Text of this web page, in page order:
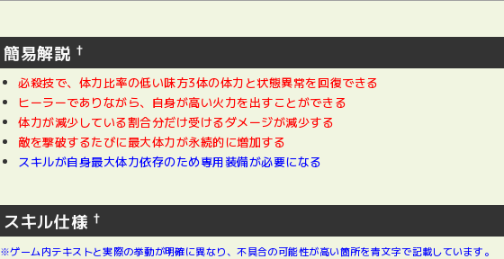
簡易解説 †
必殺技で、体力比率の低い味方3体の体力と状態異常を回復できる
ヒーラーでありながら、自身が高い火力を出すことができる
体力が減少している割合分だけ受けるダメージが減少する
敵を撃破するたびに最大体力が永続的に増加する
スキルが自身最大体力依存のため専用装備が必要になる
スキル仕様 †
※ゲーム内テキストと実際の挙動が明確に異なり、不具合の可能性が高い箇所を青文字で記載しています。